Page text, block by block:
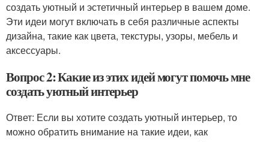
создать уютный и эстетичный интерьер в вашем доме.
Эти идеи могут включать в себя различные аспекты
дизайна, такие как цвета, текстуры, узоры, мебель и
аксессуары.
Вопрос 2: Какие из этих идей могут помочь мне
создать уютный интерьер
Ответ: Если вы хотите создать уютный интерьер, то
можно обратить внимание на такие идеи, как